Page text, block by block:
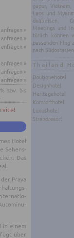
anfragen »
anfragen »
anfragen »
anfragen »
anfragen »
anfragen »
bzw. bis
Hotel
Se­hens­
Das
Praya
in einem
über
ga­pur, Viet­nam,
Laos und
du­al­rei­sen,
Mee­tings und
tür­lich kön­nen
pas­sen­den Flug
nach
Thailand
Boutiquehotel
Designhotel
Heritagehotel
Komforthotel
Luxushotel
Strandresort